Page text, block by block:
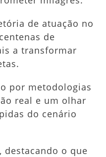
de atuação no
de
a transformar
por metodologias
real e um olhar
do cenário
destacando o que